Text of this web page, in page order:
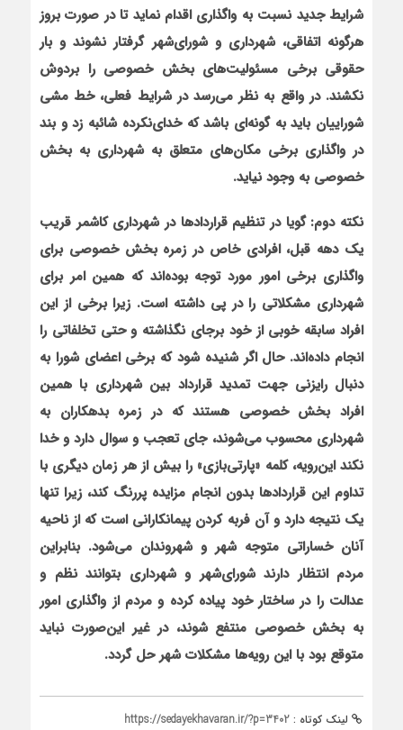
شرایط جدید نسبت به واگذاری اقدام نماید تا در صورت بروز
هرگونه اتفاقی، شهرداری و شورای‌شهر گرفتار نشوند و بار
حقوقی برخی مسئولیت‌های بخش خصوصی را بردوش
نکشند. در واقع به نظر می‌رسد در شرایط فعلی، خط مشی
شوراییان باید به گونه‌ای باشد که خدای‌نکرده شائبه زد و بند
در واگذاری برخی مکان‌های متعلق به شهرداری به بخش
خصوصی به وجود نیاید.
نکته دوم: گویا در تنظیم قراردادها در شهرداری کاشمر قریب
یک دهه قبل، افرادی خاص در زمره بخش خصوصی برای
واگذاری برخی امور مورد توجه بوده‌اند که همین امر برای
شهرداری مشکلاتی را در پی داشته است. زیرا برخی از این
افراد سابقه خوبی از خود برجای نگذاشته و حتی تخلفاتی را
انجام داده‌اند. حال اگر شنیده شود که برخی اعضای شورا به
دنبال رایزنی جهت تمدید قرارداد بین شهرداری با همین
افراد بخش خصوصی هستند که در زمره بدهکاران به
شهرداری محسوب می‌شوند، جای تعجب و سوال دارد و خدا
نکند این‌رویه، کلمه «پارتی‌بازی» را بیش از هر زمان دیگری با
تداوم این قراردادها بدون انجام مزایده پررنگ کند، زیرا تنها
یک نتیجه دارد و آن فربه کردن پیمانکارانی است که از ناحیه
آنان خساراتی متوجه شهر و شهروندان می‌شود. بنابراین
مردم انتظار دارند شورای‌شهر و شهرداری بتوانند نظم و
عدالت را در ساختار خود پیاده کرده و مردم از واگذاری امور
به بخش خصوصی منتفع شوند، در غیر این‌صورت نباید
متوقع بود با این رویه‌ها مشکلات شهر حل گردد.
لینک کوتاه : https://sedayekhavaran.ir/?p=3402